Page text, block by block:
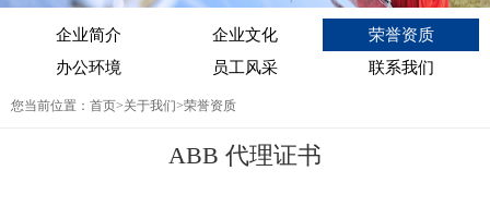
企业简介 企业文化
荣誉资质
办公环境
员工风采 联系我们
您当前位置： 首页>关于我们>荣誉资质
ABB 代理证书